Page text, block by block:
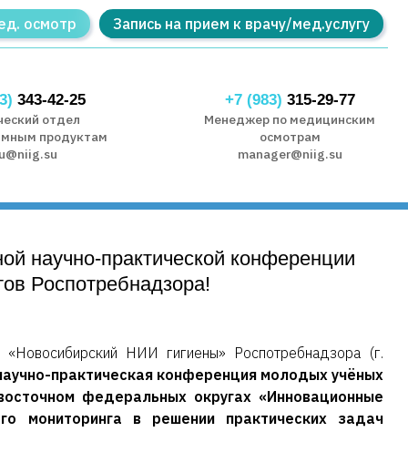
осмотр Запись на прием к врачу/мед.услугу
343-42-25
отдел
продуктам
+7 (983) 315-29-77
Менеджер по медицинским
осмотрам
manager@niig.su
научно-практической конференции
Роспотребнадзора!
НИИ гигиены» Роспотребнадзора (г.
практическая конференция молодых учёных
федеральных округах «Инновационные
мониторинга в решении практических задач